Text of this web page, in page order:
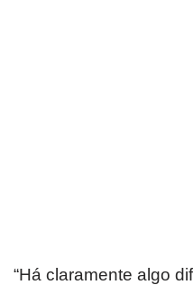
“Há claramente algo